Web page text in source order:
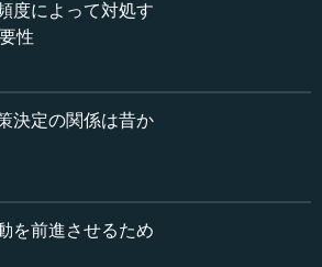
けて）ある意味ではそういった社
ように練っていくかが重要ですね。
に指摘した「アジャイル」という概
ます。状況が刻々と変化しているの
われてきたように、国家としての体
、それからどうしましょうかという
度によって対処す
性
決定の関係は昔か
を前進させるため